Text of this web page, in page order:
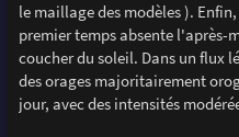
le maillage des modèles ).
premier temps absente l'après-
coucher du soleil. Dans un flux
des orages majoritairement
jour, avec des intensités